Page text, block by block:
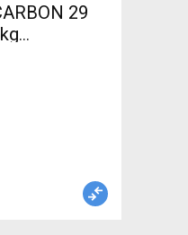
29
Bike
TQ